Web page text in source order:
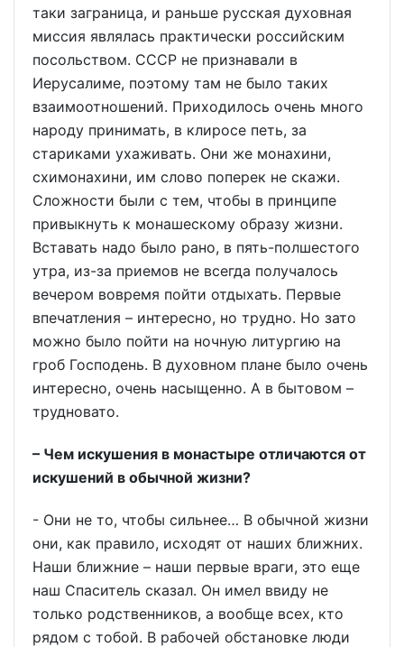
таки заграница, и раньше русская духовная
миссия являлась практически российским
посольством. СССР не признавали в
Иерусалиме, поэтому там не было таких
взаимоотношений. Приходилось очень много
народу принимать, в клиросе петь, за
стариками ухаживать. Они же монахини,
схимонахини, им слово поперек не скажи.
Сложности были с тем, чтобы в принципе
привыкнуть к монашескому образу жизни.
Вставать надо было рано, в пять-полшестого
утра, из-за приемов не всегда получалось
вечером вовремя пойти отдыхать. Первые
впечатления – интересно, но трудно. Но зато
можно было пойти на ночную литургию на
гроб Господень. В духовном плане было очень
интересно, очень насыщенно. А в бытовом –
трудновато.
– Чем искушения в монастыре отличаются от
искушений в обычной жизни?
- Они не то, чтобы сильнее… В обычной жизни
они, как правило, исходят от наших ближних.
Наши ближние – наши первые враги, это еще
наш Спаситель сказал. Он имел ввиду не
только родственников, а вообще всех, кто
рядом с тобой. В рабочей обстановке люди